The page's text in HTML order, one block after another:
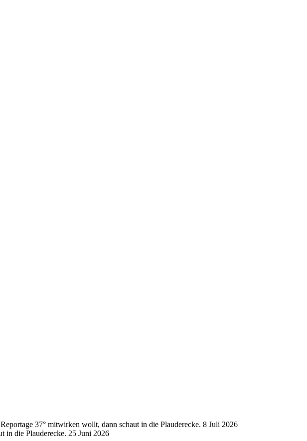
37° mitwirken wollt, dann schaut in die Plauderecke. 8 Juli 2026
in die Plauderecke. 25 Juni 2026